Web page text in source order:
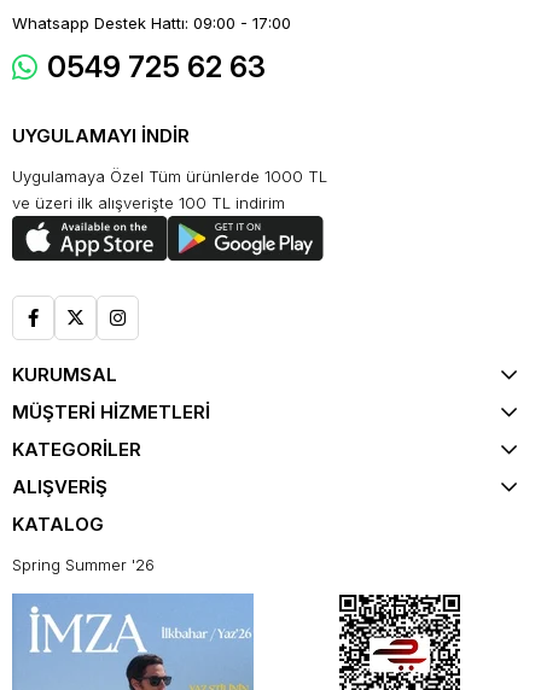
Whatsapp Destek Hattı: 09:00 - 17:00
0549 725 62 63
UYGULAMAYI İNDİR
Uygulamaya Özel Tüm ürünlerde 1000 TL
ve üzeri ilk alışverişte 100 TL indirim
KURUMSAL
MÜŞTERİ HİZMETLERİ
KATEGORİLER
ALIŞVERİŞ
KATALOG
Spring Summer '26